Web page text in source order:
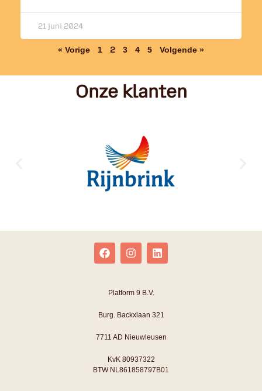
21 juni 2024
« Vorige 1 2 3 4 5 Volgende »
Onze klanten
Platform 9 B.V.
Burg. Backxlaan 321
7711 AD Nieuwleusen
KvK 80937322
BTW NL861858797B01